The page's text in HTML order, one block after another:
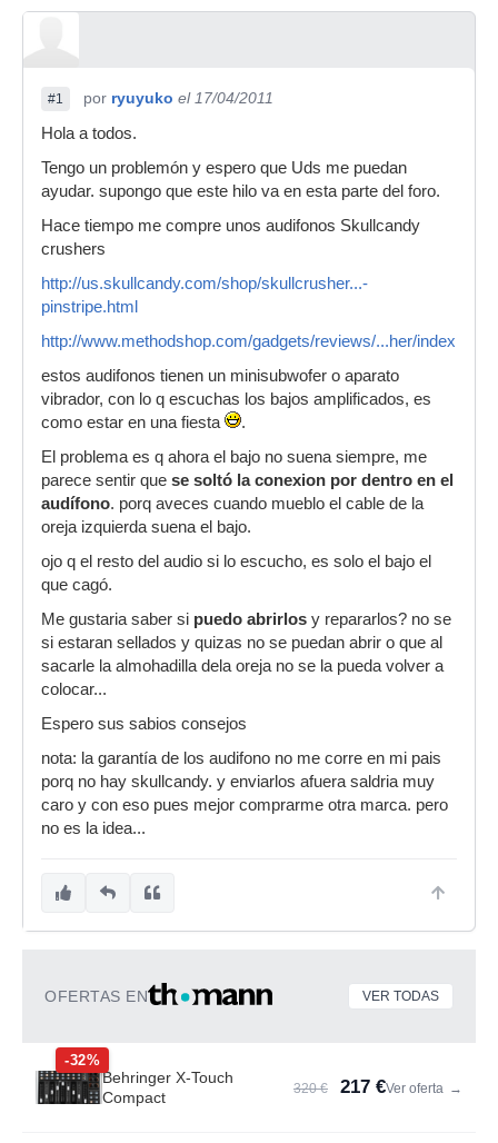
#1 por ryuyuko el 17/04/2011
Hola a todos.
Tengo un problemón y espero que Uds me puedan
ayudar. supongo que este hilo va en esta parte del foro.
Hace tiempo me compre unos audifonos Skullcandy
crushers
http://us.skullcandy.com/shop/skullcrusher...-
pinstripe.html
http://www.methodshop.com/gadgets/reviews/...her/
estos audifonos tienen un minisubwofer o aparato
vibrador, con lo q escuchas los bajos amplificados, es
como estar en una fiesta
.
El problema es q ahora el bajo no suena siempre, me
parece sentir que se soltó la conexion por dentro en el
audífono. porq aveces cuando mueblo el cable de la
oreja izquierda suena el bajo.
ojo q el resto del audio si lo escucho, es solo el bajo el
que cagó.
Me gustaria saber si puedo abrirlos y repararlos? no se
si estaran sellados y quizas no se puedan abrir o que al
sacarle la almohadilla dela oreja no se la pueda volver a
colocar...
Espero sus sabios consejos
nota: la garantía de los audifono no me corre en mi pais
porq no hay skullcandy. y enviarlos afuera saldria muy
caro y con eso pues mejor comprarme otra marca. pero
no es la idea...
OFERTAS EN VER TODAS
-32%
Behringer X-Touch
Compact
320 € 217 €Ver oferta →